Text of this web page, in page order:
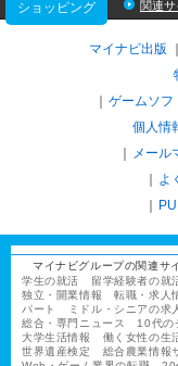
ショッピング 関連サ
マイナビ出版
ゲームソフ
個人情
メール
よ
マイナビグループの関連サ
学生の就活
留学経験者の就
独立・開業情報
転職・求人
パート
ミドル・シニアの求人
総合・専門ニュース
10代の
大学生活情報
働く女性の生
世界遺産検定
総合農業情報